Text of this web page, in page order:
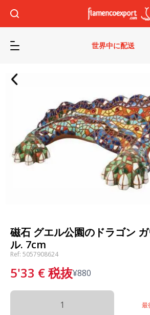
世界中に配送
磁石 グエル公園のドラゴン
ル. 7cm
Ref: 5057908624
5'33 €税抜¥880
最